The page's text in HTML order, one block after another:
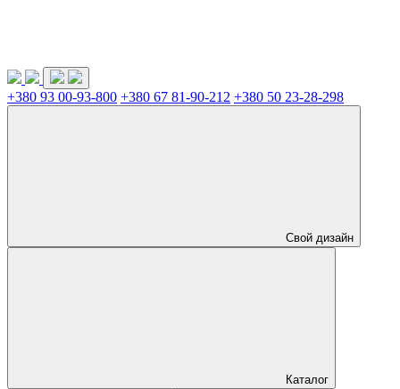
+380 93 00-93-800 +380 67 81-90-212 +380 50 23-28-298
Свой дизайн
Каталог